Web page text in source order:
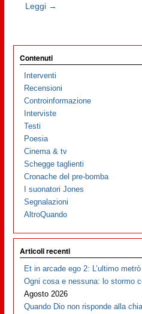
Leggi →
Contenuti
Interventi
Recensioni
Controinformazione
Interviste
Testi
Poesia
Cinema & tv
Schegge taglienti
Cronache del pre-bomba
I suonatori Jones
Segnalazioni
AltroQuando
Articoli recenti
Et in arcade ego 2: L’ultimo metrò
Ogni cosa e nessuna: lo stormo
Agosto 2026
Quando Dio non risponde alla